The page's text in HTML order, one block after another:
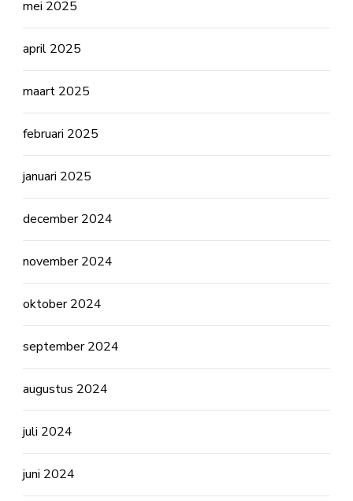
mei 2025
april 2025
maart 2025
februari 2025
januari 2025
december 2024
november 2024
oktober 2024
september 2024
augustus 2024
juli 2024
juni 2024